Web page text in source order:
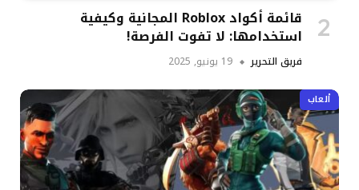
قائمة أكواد Roblox المجانية وكيفية
استخدامها: لا تفوت الفرصة!
فريق التحرير 19 يونيو, 2025
ألعاب